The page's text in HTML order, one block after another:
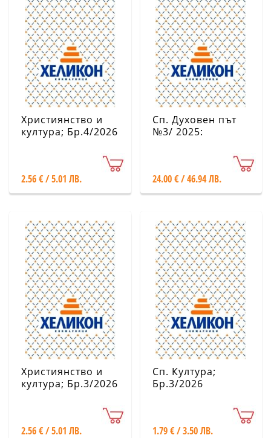
Християнство и
култура; Бр.4/2026
2.56 € / 5.01 ЛВ.
Сп. Духовен път
№3/ 2025:
24.00 € / 46.94 ЛВ.
Християнство и
култура; Бр.3/2026
2.56 € / 5.01 ЛВ.
Сп. Култура;
Бр.3/2026
1.79 € / 3.50 ЛВ.